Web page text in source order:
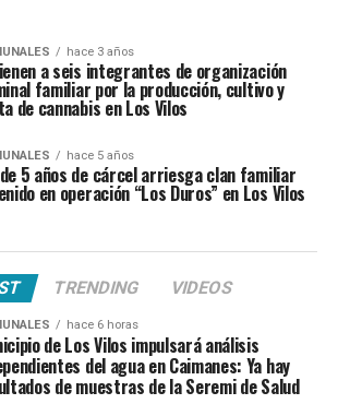
hace 3 años
a seis integrantes de organización
familiar por la producción, cultivo y
de cannabis en Los Vilos
hace 5 años
5 años de cárcel arriesga clan familiar
en operación “Los Duros” en Los Vilos
TRENDING VIDEOS
hace 6 horas
de Los Vilos impulsará análisis
del agua en Caimanes: Ya hay
de muestras de la Seremi de Salud